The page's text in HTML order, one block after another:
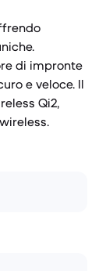
di impronte
e veloce. Il
Qi2,